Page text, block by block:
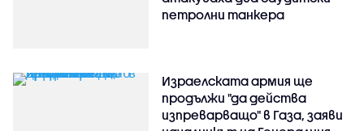
петролни танкера
Израелската армия ще
продължи "да действа
изпреварващо" в Газа, заяви